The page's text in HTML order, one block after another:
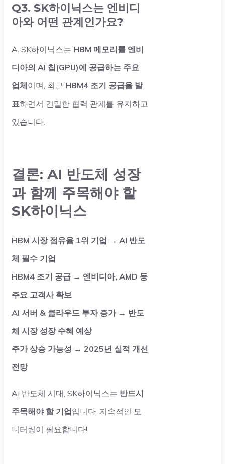
Q3. SK하이닉스는 엔비디
아와 어떤 관계인가요?
A. SK하이닉스는 HBM 메모리를 엔비
디아의 AI 칩(GPU)에 공급하는 주요
업체이며, 최근 HBM4 조기 공급을 발
표하면서 긴밀한 협력 관계를 유지하고
있습니다.
결론: AI 반도체 성장
과 함께 주목해야 할
SK하이닉스
HBM 시장 점유율 1위 기업 → AI 반도
체 필수 기업
HBM4 조기 공급 → 엔비디아, AMD 등
주요 고객사 확보
AI 서버 & 클라우드 투자 증가 → 반도
체 시장 성장 수혜 예상
주가 상승 가능성 → 2025년 실적 개선
전망
AI 반도체 시대, SK하이닉스는 반드시
주목해야 할 기업입니다. 지속적인 모
니터링이 필요합니다!